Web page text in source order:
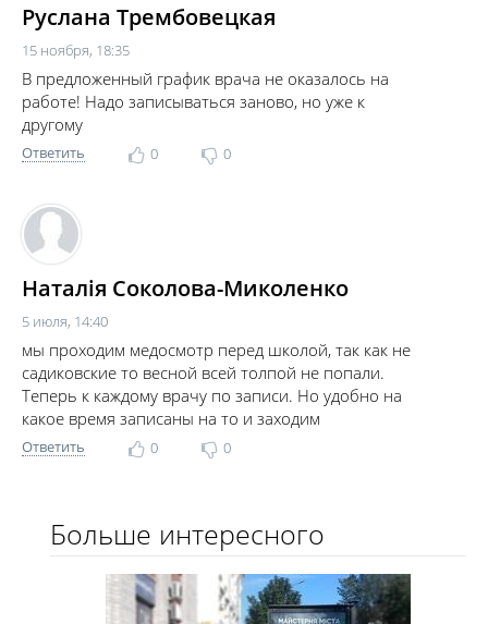
Руслана Трембовецкая
15 ноября, 18:35
В предложенный график врача не оказалось на
работе! Надо записываться заново, но уже к
другому
Ответить 0 0
Наталія Соколова-Миколенко
5 июля, 14:40
мы проходим медосмотр перед школой, так как не
садиковские то весной всей толпой не попали.
Теперь к каждому врачу по записи. Но удобно на
какое время записаны на то и заходим
Ответить 0 0
Больше интересного